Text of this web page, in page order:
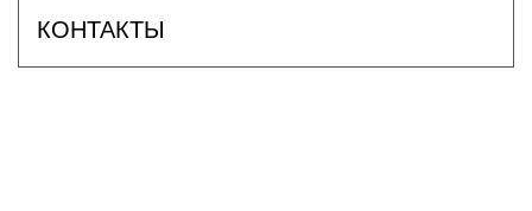
КОНТАКТЫ